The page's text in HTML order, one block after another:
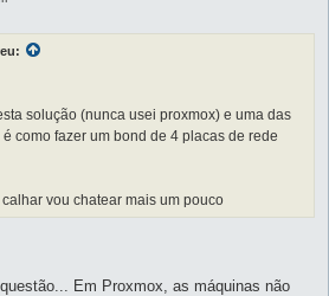
solução (nunca usei proxmox) e uma das
como fazer um bond de 4 placas de rede
vou chatear mais um pouco
Em Proxmox, as máquinas não